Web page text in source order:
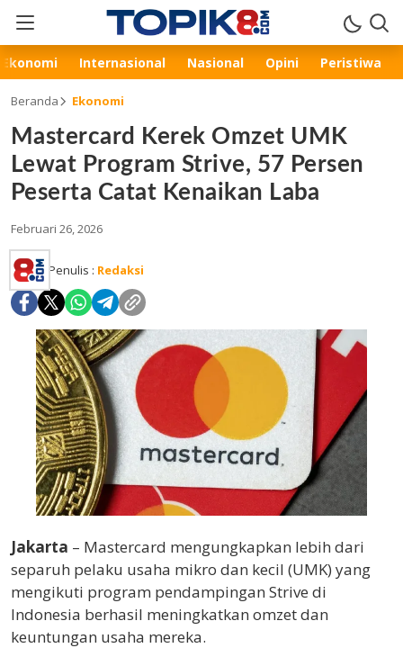
Ekonomi Internasional Nasional Opini Peristiwa
Beranda Ekonomi
Mastercard Kerek Omzet UMK
Lewat Program Strive, 57 Persen
Peserta Catat Kenaikan Laba
Februari 26, 2026
Penulis : Redaksi
Jakarta – Mastercard mengungkapkan lebih dari
separuh pelaku usaha mikro dan kecil (UMK) yang
mengikuti program pendampingan Strive di
Indonesia berhasil meningkatkan omzet dan
keuntungan usaha mereka.